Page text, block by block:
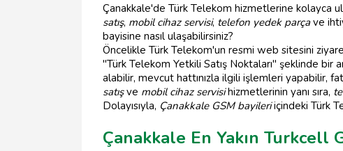
Çanakkale'de Türk Telekom hizmetlerine kolayca
satış, mobil cihaz servisi, telefon yedek parçave
bayisine nasıl ulaşabilirsiniz?
Öncelikle Türk Telekom'un resmi web sitesini
"Türk Telekom Yetkili Satış Noktaları" şeklinde bir
alabilir, mevcut hattınızla ilgili işlemleri yapabilir,
satışve mobil cihaz servisihizmetlerinin yanı sıra,
Dolayısıyla, Çanakkale GSM bayileriiçindeki Türk
Çanakkale En Yakın Turkcell